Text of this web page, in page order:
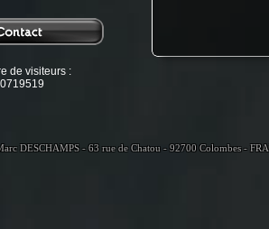
de visiteurs :
DESCHAMPS - 63 rue de Chatou - 92700 Colombes -